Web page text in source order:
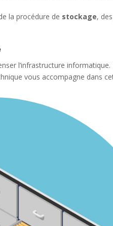
la procédure de stockage,
l’infrastructure
vous accompagne dans